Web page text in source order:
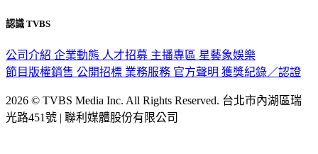
認識 TVBS
公司介紹 企業動態 人才招募 主播專區 星藝象娛樂
節目版權銷售 公開招標 業務服務 官方聲明 獲獎紀錄／認證
2026 © TVBS Media Inc. All Rights Reserved. 台北市內湖區瑞
光路451號 | 聯利媒體股份有限公司